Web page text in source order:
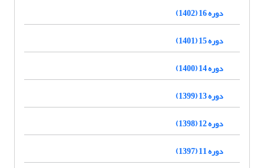
دوره 16 (1402)
دوره 15 (1401)
دوره 14 (1400)
دوره 13 (1399)
دوره 12 (1398)
دوره 11 (1397)